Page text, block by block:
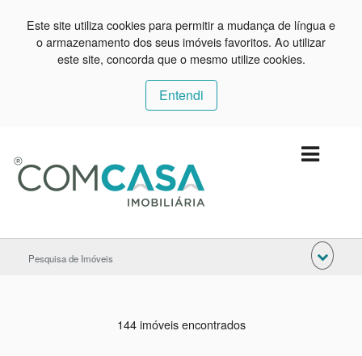
Este site utiliza cookies para permitir a mudança de língua e
o armazenamento dos seus imóveis favoritos. Ao utilizar
este site, concorda que o mesmo utilize cookies.
Entendi
Pesquisa de Imóveis
144 imóveis encontrados